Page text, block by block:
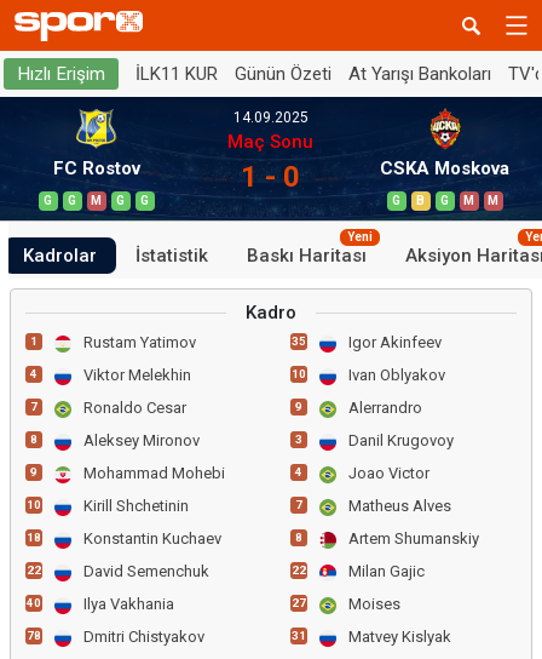
Hızlı Erişim İLK11 KUR Günün Özeti At Yarışı Bankoları
FC Rostov
G G M G G
14.09.2025
Maç Sonu
1 - 0 CSKA Moskova
G B G M M
Kadrolar İstatistik Baskı Haritası
Yeni
Aksiyon
Kadro
1 Rustam Yatimov
4 Viktor Melekhin
7 Ronaldo Cesar
8 Aleksey Mironov
9 Mohammad Mohebi
10 Kirill Shchetinin
18 Konstantin Kuchaev
22 David Semenchuk
40 Ilya Vakhania
78 Dmitri Chistyakov
35 Igor Akinfeev
10 Ivan Oblyakov
9 Alerrandro
3 Danil Krugovoy
4 Joao Victor
7 Matheus Alves
8 Artem Shumanskiy
22 Milan Gajic
27 Moises
31 Matvey Kislyak